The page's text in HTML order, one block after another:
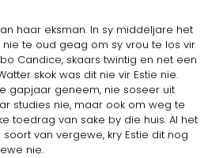
haar eksman. In sy middeljare het
nie te oud geag om sy vrou te los vir
Candice, skaars twintig en net een
skok was dit nie vir Estie nie.
gapjaar geneem, nie soseer uit
studies nie, maar ook om weg te
toedrag van sake by die huis. Al het
van vergewe, kry Estie dit nog
nie.